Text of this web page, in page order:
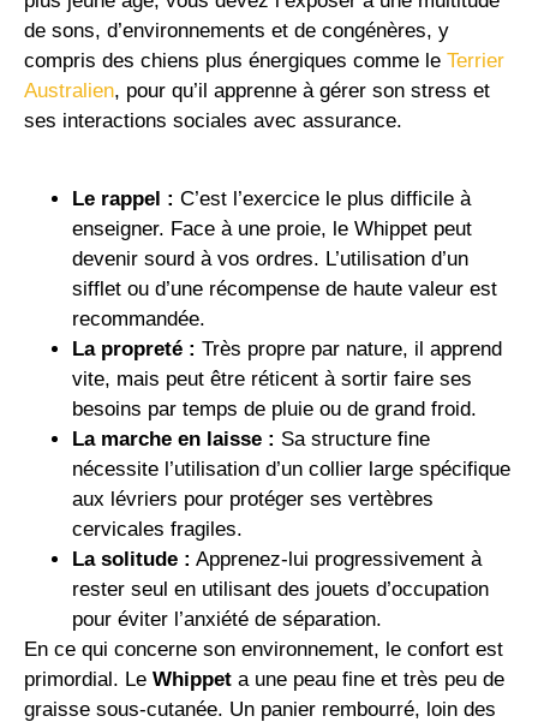
de sons, d’environnements et de congénères, y
compris des chiens plus énergiques comme le Terrier
Australien, pour qu’il apprenne à gérer son stress et
ses interactions sociales avec assurance.
Le rappel : C’est l’exercice le plus difficile à
enseigner. Face à une proie, le Whippet peut
devenir sourd à vos ordres. L’utilisation d’un
sifflet ou d’une récompense de haute valeur est
recommandée.
La propreté : Très propre par nature, il apprend
vite, mais peut être réticent à sortir faire ses
besoins par temps de pluie ou de grand froid.
La marche en laisse : Sa structure fine
nécessite l’utilisation d’un collier large spécifique
aux lévriers pour protéger ses vertèbres
cervicales fragiles.
La solitude : Apprenez-lui progressivement à
rester seul en utilisant des jouets d’occupation
pour éviter l’anxiété de séparation.
En ce qui concerne son environnement, le confort est
primordial. Le Whippet a une peau fine et très peu de
graisse sous-cutanée. Un panier rembourré, loin des